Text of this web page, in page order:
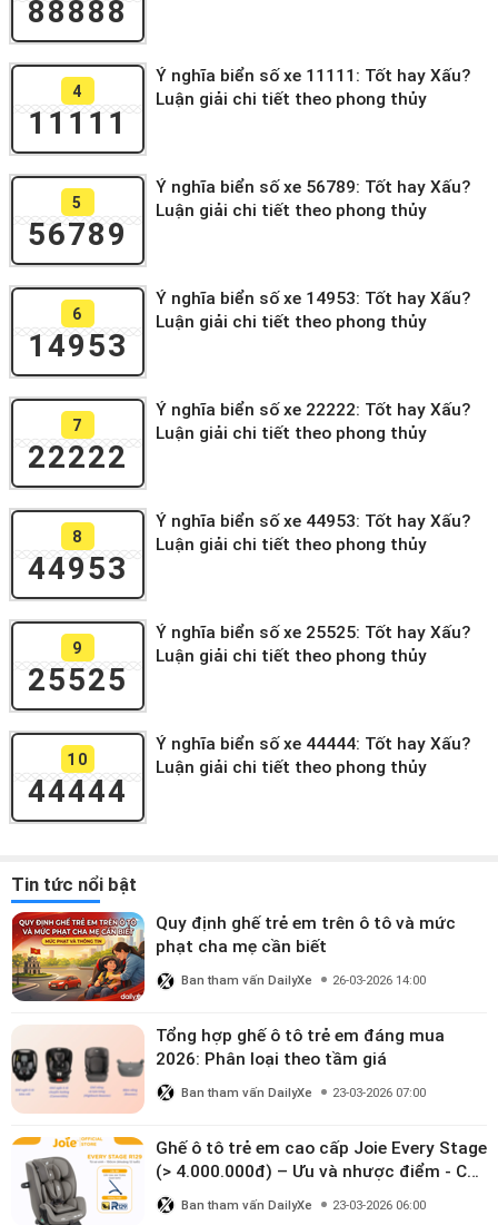
88888
4
11111
Ý nghĩa biển số xe 11111: Tốt hay Xấu?
Luận giải chi tiết theo phong thủy
5
56789
Ý nghĩa biển số xe 56789: Tốt hay Xấu?
Luận giải chi tiết theo phong thủy
6
14953
Ý nghĩa biển số xe 14953: Tốt hay Xấu?
Luận giải chi tiết theo phong thủy
7
22222
Ý nghĩa biển số xe 22222: Tốt hay Xấu?
Luận giải chi tiết theo phong thủy
8
44953
Ý nghĩa biển số xe 44953: Tốt hay Xấu?
Luận giải chi tiết theo phong thủy
9
25525
Ý nghĩa biển số xe 25525: Tốt hay Xấu?
Luận giải chi tiết theo phong thủy
10
44444
Ý nghĩa biển số xe 44444: Tốt hay Xấu?
Luận giải chi tiết theo phong thủy
Tin tức nổi bật
Quy định ghế trẻ em trên ô tô và mức
phạt cha mẹ cần biết
Ban tham vấn DailyXe 26-03-2026 14:00
Tổng hợp ghế ô tô trẻ em đáng mua
2026: Phân loại theo tầm giá
Ban tham vấn DailyXe 23-03-2026 07:00
Ghế ô tô trẻ em cao cấp Joie Every Stage
(> 4.000.000đ) – Ưu và nhược điểm - Có
đáng đầu tư cho bé từ 0–12 tuổi?
Ban tham vấn DailyXe 23-03-2026 06:00